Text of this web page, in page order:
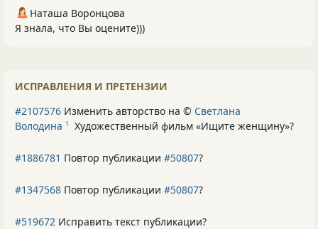
Наташа Воронцова
Я знала, что Вы оцените)))
ИСПРАВЛЕНИЯ И ПРЕТЕНЗИИ
#2107576 Изменить авторство на © Светлана
Володина 1 Художественный фильм «Ищите женщину»?
#1886781 Повтор публикации #50807?
#1347568 Повтор публикации #50807?
#519672 Исправить текст публикации?